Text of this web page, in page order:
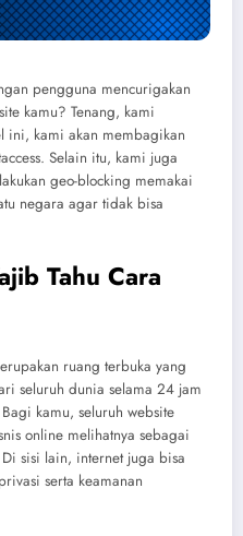
pengguna mencurigakan
kamu? Tenang, kami
ini, kami akan membagikan
Selain itu, kami juga
geo-blocking memakai
negara agar tidak bisa
Tahu Cara
ruang terbuka yang
seluruh dunia selama 24 jam
kamu, seluruh website
online melihatnya sebagai
sisi lain, internet juga bisa
serta keamanan